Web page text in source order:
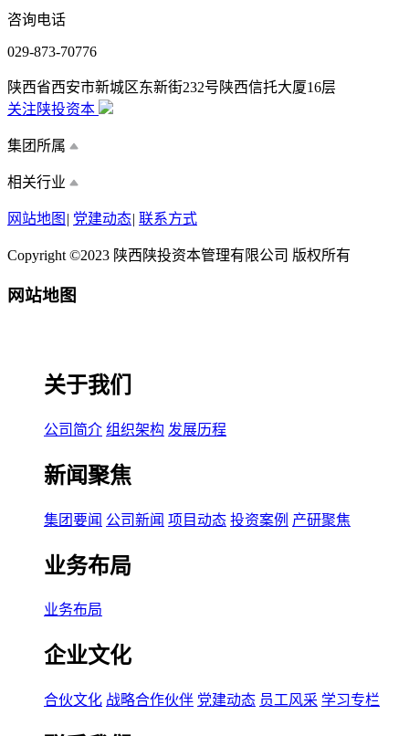
咨询电话
029-873-70776
陕西省西安市新城区东新街232号陕西信托大厦16层
关注陕投资本
集团所属
相关行业
网站地图 | 党建动态| 联系方式
Copyright ©2023 陕西陕投资本管理有限公司 版权所有
网站地图
关于我们
公司简介 组织架构 发展历程
新闻聚焦
集团要闻 公司新闻 项目动态 投资案例 产研聚焦
业务布局
业务布局
企业文化
合伙文化 战略合作伙伴 党建动态 员工风采 学习专栏